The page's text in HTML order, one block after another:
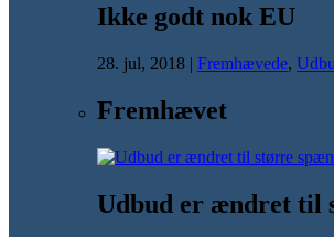
Ikke godt nok EU
28. jul, 2018 | Fremhævede,
Fremhævet
Udbud er ændret til